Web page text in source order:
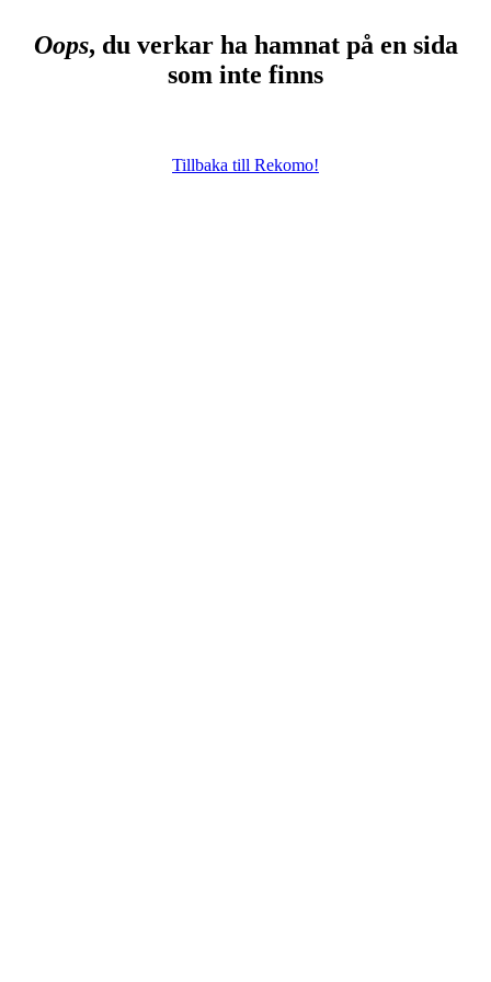
Oops, du verkar ha hamnat på en sida
som inte finns
Tillbaka till Rekomo!